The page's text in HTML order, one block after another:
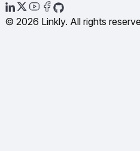
© 2026 Linkly. All rights